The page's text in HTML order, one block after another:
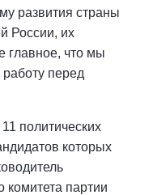
развития страны
России, их
главное, что мы
перед
политических
которых
комитета партии